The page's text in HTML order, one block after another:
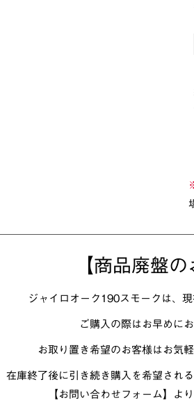
【商品廃盤の
ジャイロオーク190スモークは、
ご購入の際はお早めに
お取り置き希望のお客様は お気
在庫終了後に引き続き購入を希望され
【お問い合わせフォーム】
よ